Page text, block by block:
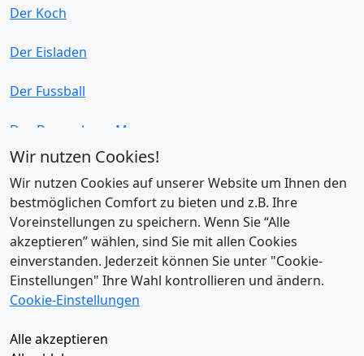
Der Koch
Der Eisladen
Der Fussball
Das Bauernhaus-Museum
Der Weinladen
Die Bürgerwache
Kurzzeitmiete
Wir nutzen Cookies!
Wir nutzen Cookies auf unserer Website um Ihnen den
bestmöglichen Comfort zu bieten und z.B. Ihre
Voreinstellungen zu speichern. Wenn Sie “Alle
akzeptieren” wählen, sind Sie mit allen Cookies
einverstanden. Jederzeit können Sie unter "Cookie-
Einstellungen" Ihre Wahl kontrollieren und ändern.
Cookie-Einstellungen
Alle akzeptieren